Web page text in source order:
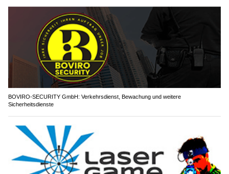
BOVIRO-SECURITY GmbH: Verkehrsdienst, Bewachung und weitere
Sicherheitsdienste